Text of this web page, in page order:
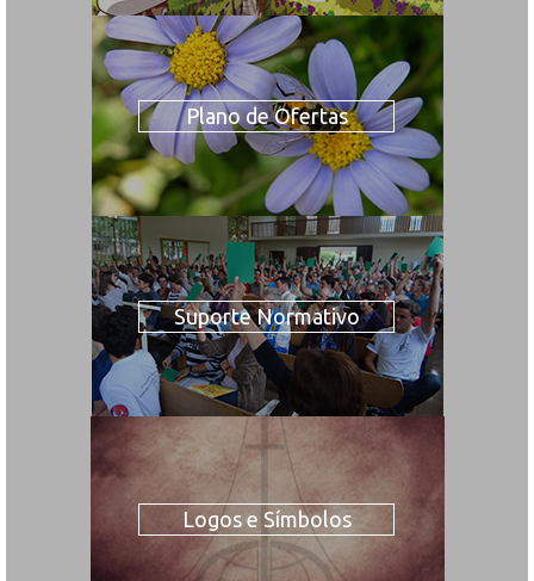
Plano de Ofertas
Suporte Normativo
Logos e Símbolos